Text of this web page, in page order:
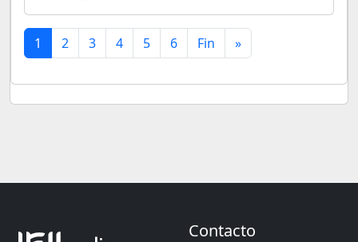
1 2 3 4 5 6 Fin »
Contacto